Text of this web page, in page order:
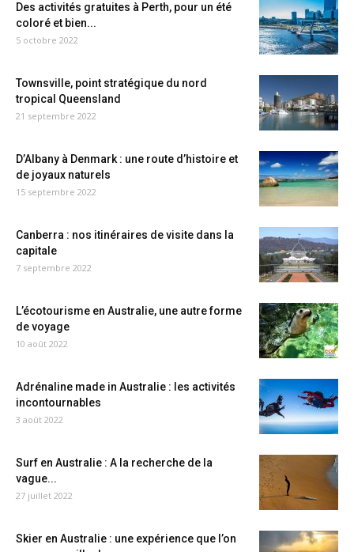
Des activités gratuites à Perth, pour un été
coloré et bien...
5 octobre 2022
Townsville, point stratégique du nord
tropical Queensland
21 septembre 2022
D’Albany à Denmark : une route d’histoire et
de joyaux naturels
15 septembre 2022
Canberra : nos itinéraires de visite dans la
capitale
7 septembre 2022
L’écotourisme en Australie, une autre forme
de voyage
10 août 2022
Adrénaline made in Australie : les activités
incontournables
3 août 2022
Surf en Australie : A la recherche de la
vague...
27 juillet 2022
Skier en Australie : une expérience que l’on